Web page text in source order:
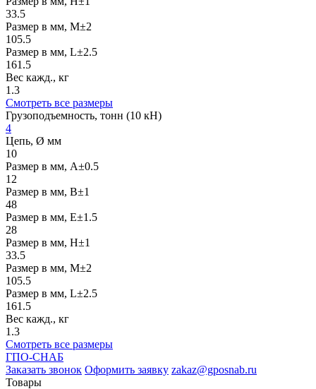
33.5
Размер в мм, M±2
105.5
Размер в мм, L±2.5
161.5
Вес кажд., кг
1.3
Смотреть все размеры
Грузоподъемность, тонн (10 кН)
4
Цепь, Ø мм
10
Размер в мм, А±0.5
12
Размер в мм, В±1
48
Размер в мм, Е±1.5
28
Размер в мм, Н±1
33.5
Размер в мм, M±2
105.5
Размер в мм, L±2.5
161.5
Вес кажд., кг
1.3
Смотреть все размеры
ГПО-СНАБ
Заказать звонок Оформить заявку zakaz@gposnab.ru
Товары